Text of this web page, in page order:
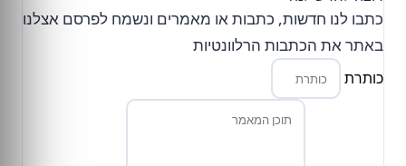
כתבו לנו חדשות, כתבות או מאמרים ונשמח לפרסם אצלנו
באתר את הכתבות הרלוונטיות
כותרת